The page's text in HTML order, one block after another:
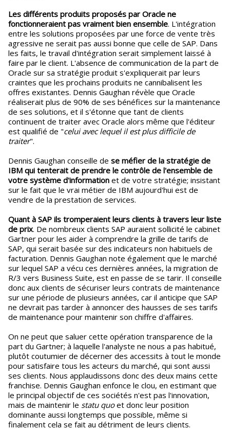
Les différents produits proposés par Oracle ne
fonctionneraient pas vraiment bien ensemble. L'intégration
entre les solutions proposées par une force de vente très
agressive ne serait pas aussi bonne que celle de SAP. Dans
les faits, le travail d'intégration serait simplement laissé à
faire par le client. L'absence de communication de la part de
Oracle sur sa stratégie produit s'expliquerait par leurs
craintes que les prochains produits ne cannibalisent les
offres existantes. Dennis Gaughan révèle que Oracle
réaliserait plus de 90% de ses bénéfices sur la maintenance
de ses solutions, et il s'étonne que tant de clients
continuent de traiter avec Oracle alors même que l'éditeur
est qualifié de "celui avec lequel il est plus difficile de
traiter".
Dennis Gaughan conseille de se méfier de la stratégie de
IBM qui tenterait de prendre le contrôle de l'ensemble de
votre système d'information et de votre stratégie; insistant
sur le fait que le vrai métier de IBM aujourd'hui est de
vendre de la prestation de services.
Quant à SAP ils tromperaient leurs clients à travers leur liste
de prix. De nombreux clients SAP auraient sollicité le cabinet
Gartner pour les aider à comprendre la grille de tarifs de
SAP, qui serait basée sur des indicateurs non habituels de
facturation. Dennis Gaughan note également que le marché
sur lequel SAP a vécu ces dernières années, la migration de
R/3 vers Business Suite, est en passe de se tarir. Il conseille
donc aux clients de sécuriser leurs contrats de maintenance
sur une période de plusieurs années, car il anticipe que SAP
ne devrait pas tarder à annoncer des hausses de ses tarifs
de maintenance pour maintenir son chiffre d'affaires.
On ne peut que saluer cette opération transparence de la
part du Gartner; à laquelle l'analyste ne nous a pas habitué,
plutôt coutumier de décerner des accessits à tout le monde
pour satisfaire tous les acteurs du marché, qui sont aussi
ses clients. Nous applaudissons donc des deux mains cette
franchise. Dennis Gaughan enfonce le clou, en estimant que
le principal objectif de ces sociétés n'est pas l'innovation,
mais de maintenir le statu quoet donc leur position
dominante aussi longtemps que possible, même si
finalement cela se fait au détriment de leurs clients.